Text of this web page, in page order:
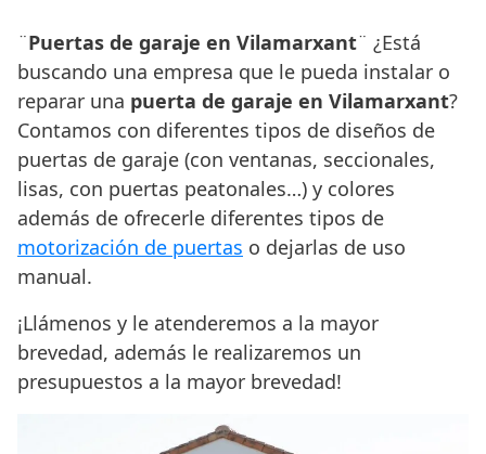
¨Puertas de garaje en Vilamarxant¨ ¿Está
buscando una empresa que le pueda instalar o
reparar una puerta de garaje en Vilamarxant?
Contamos con diferentes tipos de diseños de
puertas de garaje (con ventanas, seccionales,
lisas, con puertas peatonales…) y colores
además de ofrecerle diferentes tipos de
motorización de puertas o dejarlas de uso
manual.
¡Llámenos y le atenderemos a la mayor
brevedad, además le realizaremos un
presupuestos a la mayor brevedad!